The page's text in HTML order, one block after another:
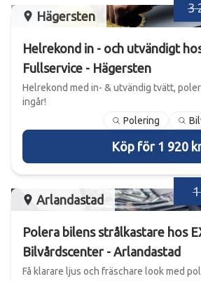
Hägersten
3
Helrekond in - och utvändigt
Fullservice - Hägersten
Helrekond med in- & utvändig tvätt,
ingår!
Polering
Köp för 1 920
Arlandastad
Polera bilens strålkastare hos
Bilvårdscenter - Arlandastad
Få klarare ljus och fräschare look med